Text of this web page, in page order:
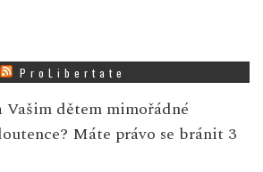
ProLibertate
dětem mimořádné
Máte právo se bránit 3